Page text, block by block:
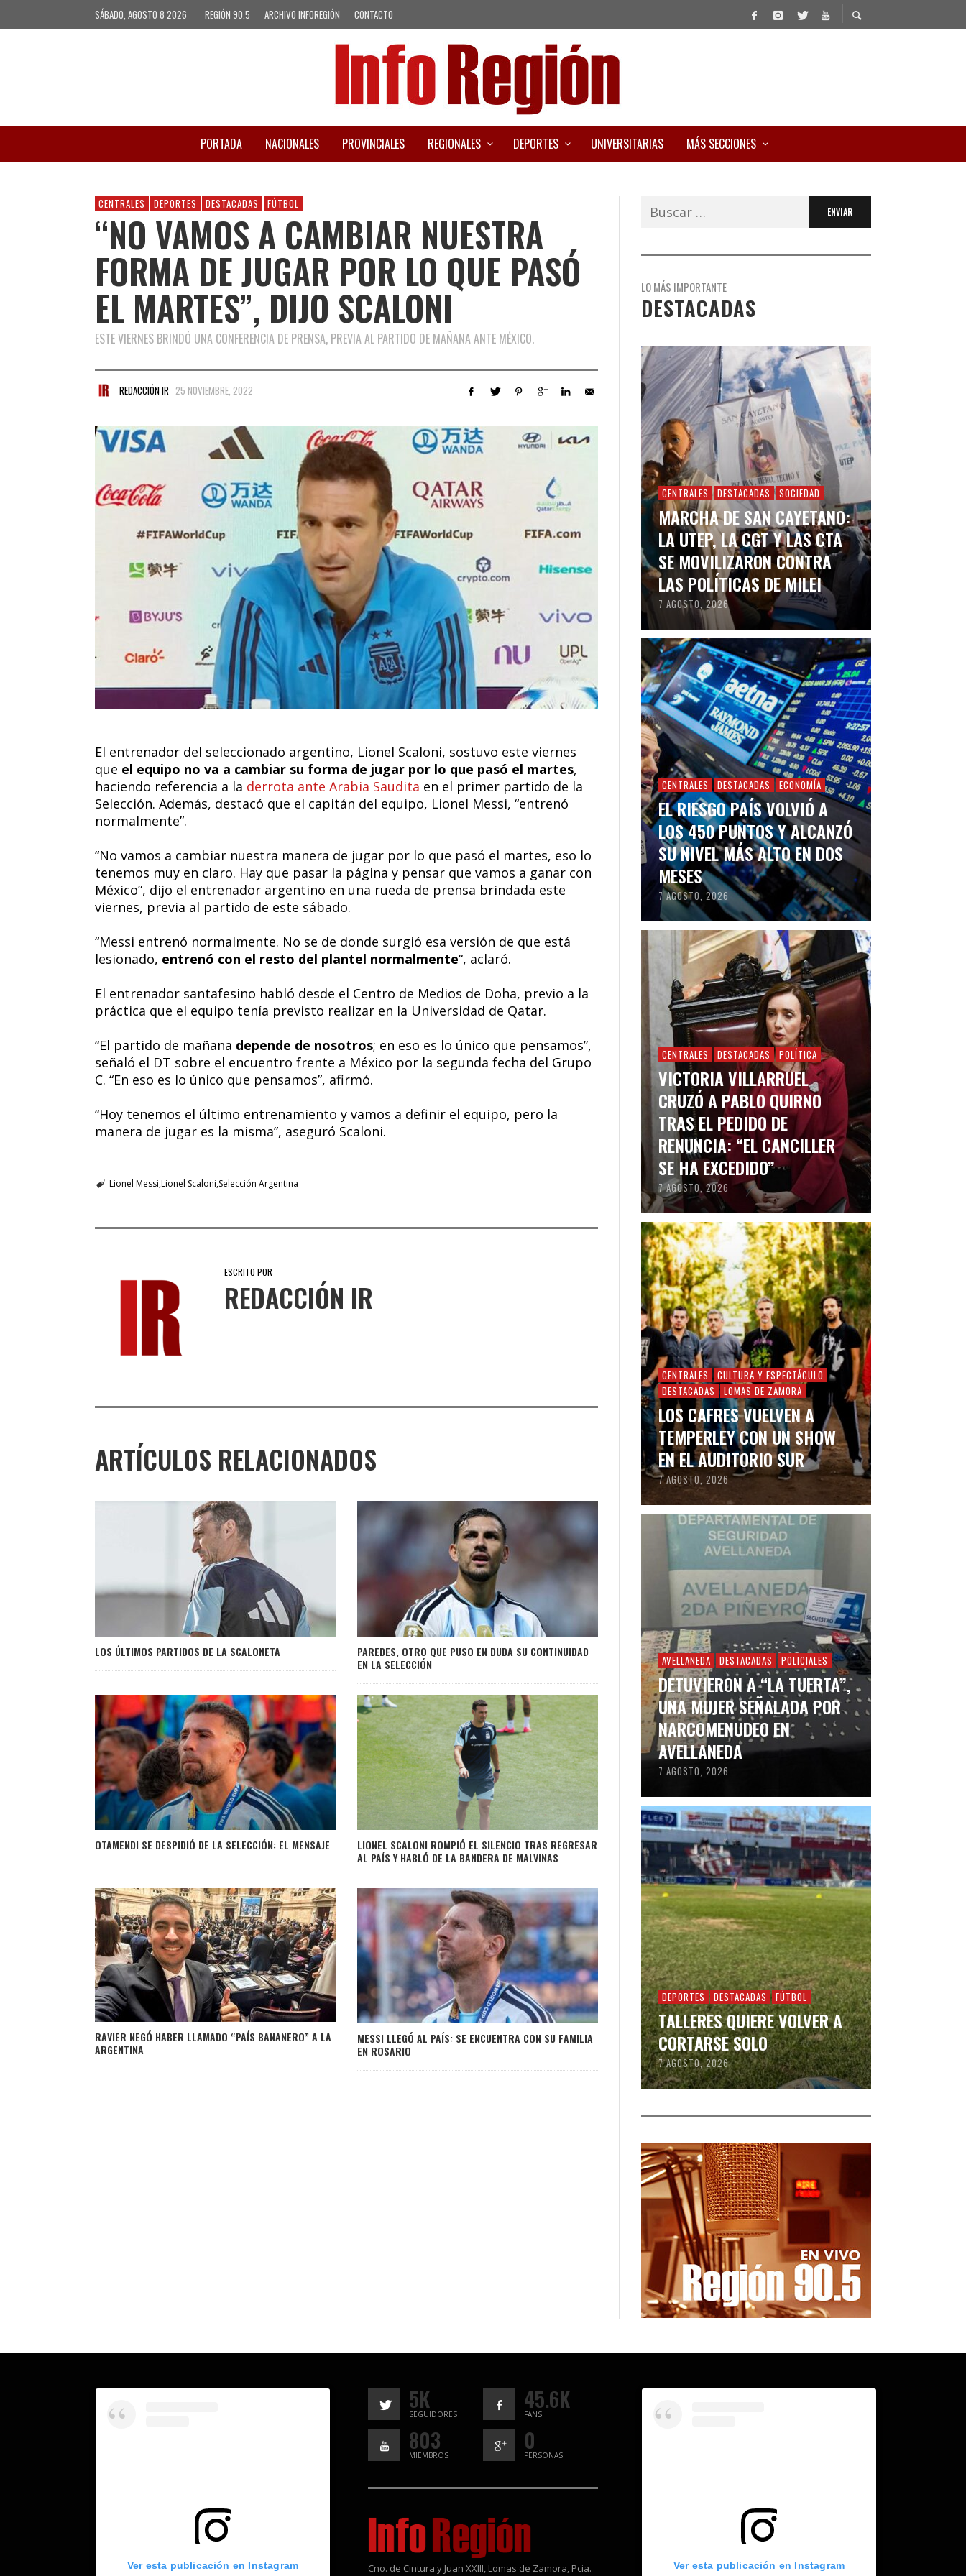
SÁBADO, AGOSTO 8 2026 REGIÓN 90.5 ARCHIVO INFOREGIÓN CONTACTO
PORTADA NACIONALES PROVINCIALES REGIONALES DEPORTES UNIVERSITARIAS MÁS SECCIONES
CENTRALES DEPORTES DESTACADAS FÚTBOL
“NO VAMOS A CAMBIAR NUESTRA
FORMA DE JUGAR POR LO QUE PASÓ
EL MARTES”, DIJO SCALONI
ESTE VIERNES BRINDÓ UNA CONFERENCIA DE PRENSA, PREVIA AL PARTIDO DE MAÑANA ANTE MÉXICO.
REDACCIÓN IR 25 NOVIEMBRE, 2022
El entrenador del seleccionado argentino, Lionel Scaloni, sostuvo este viernes
que el equipo no va a cambiar su forma de jugar por lo que pasó el martes,
haciendo referencia a la derrota ante Arabia Saudita en el primer partido de la
Selección. Además, destacó que el capitán del equipo, Lionel Messi, “entrenó
normalmente”.
“No vamos a cambiar nuestra manera de jugar por lo que pasó el martes, eso lo
tenemos muy en claro. Hay que pasar la página y pensar que vamos a ganar con
México”, dijo el entrenador argentino en una rueda de prensa brindada este
viernes, previa al partido de este sábado.
“Messi entrenó normalmente. No se de donde surgió esa versión de que está
lesionado, entrenó con el resto del plantel normalmente“, aclaró.
El entrenador santafesino habló desde el Centro de Medios de Doha, previo a la
práctica que el equipo tenía previsto realizar en la Universidad de Qatar.
“El partido de mañana depende de nosotros; en eso es lo único que pensamos”,
señaló el DT sobre el encuentro frente a México por la segunda fecha del Grupo
C. “En eso es lo único que pensamos”, afirmó.
“Hoy tenemos el último entrenamiento y vamos a definir el equipo, pero la
manera de jugar es la misma”, aseguró Scaloni.
Lionel Messi Lionel Scaloni Selección Argentina
ESCRITO POR
REDACCIÓN IR
ARTÍCULOS RELACIONADOS
LOS ÚLTIMOS PARTIDOS DE LA SCALONETA
PAREDES, OTRO QUE PUSO EN DUDA SU CONTINUIDAD
EN LA SELECCIÓN
OTAMENDI SE DESPIDIÓ DE LA SELECCIÓN: EL MENSAJE
LIONEL SCALONI ROMPIÓ EL SILENCIO TRAS REGRESAR
AL PAÍS Y HABLÓ DE LA BANDERA DE MALVINAS
RAVIER NEGÓ HABER LLAMADO “PAÍS BANANERO” A LA
ARGENTINA
MESSI LLEGÓ AL PAÍS: SE ENCUENTRA CON SU FAMILIA
EN ROSARIO
Buscar:
LO MÁS IMPORTANTE
DESTACADAS
CENTRALES DESTACADAS SOCIEDAD
MARCHA DE SAN CAYETANO:
LA UTEP, LA CGT Y LAS CTA
SE MOVILIZARON CONTRA
LAS POLÍTICAS DE MILEI
7 AGOSTO, 2026
CENTRALES DESTACADAS ECONOMÍA
EL RIESGO PAÍS VOLVIÓ A
LOS 450 PUNTOS Y ALCANZÓ
SU NIVEL MÁS ALTO EN DOS
MESES
7 AGOSTO, 2026
CENTRALES DESTACADAS POLÍTICA
VICTORIA VILLARRUEL
CRUZÓ A PABLO QUIRNO
TRAS EL PEDIDO DE
RENUNCIA: “EL CANCILLER
SE HA EXCEDIDO”
7 AGOSTO, 2026
CENTRALES
CULTURA Y ESPECTÁCULO
DESTACADAS
LOMAS DE ZAMORA
LOS CAFRES VUELVEN A
TEMPERLEY CON UN SHOW
EN EL AUDITORIO SUR
7 AGOSTO, 2026
AVELLANEDA DESTACADAS POLICIALES
DETUVIERON A “LA TUERTA”,
UNA MUJER SEÑALADA POR
NARCOMENUDEO EN
AVELLANEDA
7 AGOSTO, 2026
DEPORTES DESTACADAS FÚTBOL
TALLERES QUIERE VOLVER A
CORTARSE SOLO
7 AGOSTO, 2026
Ver esta publicación en Instagram
5K
SEGUIDORES
45.6K
FANS
803
MIEMBROS
0
PERSONAS
Cno. de Cintura y Juan XXIII, Lomas de Zamora, Pcia. Ver esta publicación en Instagram